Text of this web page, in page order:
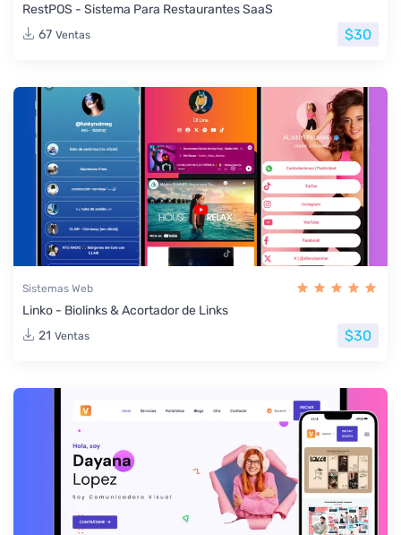
RestPOS - Sistema Para Restaurantes SaaS
67 Ventas $30
Sistemas Web
Linko - Biolinks & Acortador de Links
21 Ventas $30